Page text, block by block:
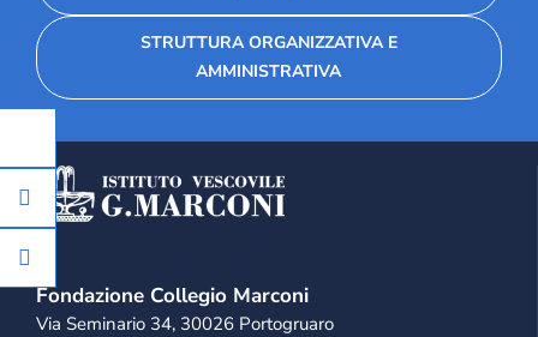
STRUTTURA ORGANIZZATIVA E
AMMINISTRATIVA
Fondazione Collegio Marconi
Via Seminario 34, 30026 Portogruaro